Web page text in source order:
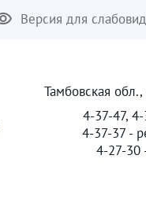
Версия для
Тамбовская
4-37-47,
4-37-37 -
4-27-30